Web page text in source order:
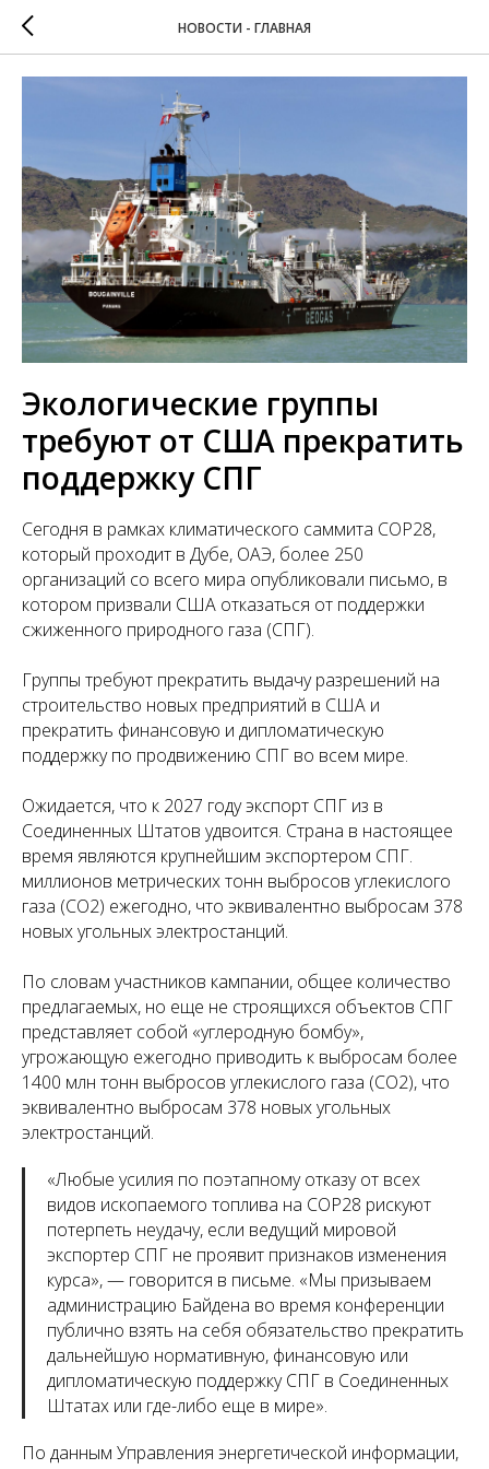
НОВОСТИ - ГЛАВНАЯ
Экологические группы
требуют от США прекратить
поддержку СПГ
Сегодня в рамках климатического саммита COP28,
который проходит в Дубе, ОАЭ, более 250
организаций со всего мира опубликовали письмо, в
котором призвали США отказаться от поддержки
сжиженного природного газа (СПГ).
Группы требуют прекратить выдачу разрешений на
строительство новых предприятий в США и
прекратить финансовую и дипломатическую
поддержку по продвижению СПГ во всем мире.
Ожидается, что к 2027 году экспорт СПГ из в
Соединенных Штатов удвоится. Страна в настоящее
время являются крупнейшим экспортером СПГ.
миллионов метрических тонн выбросов углекислого
газа (CO2) ежегодно, что эквивалентно выбросам 378
новых угольных электростанций.
По словам участников кампании, общее количество
предлагаемых, но еще не строящихся объектов СПГ
представляет собой «углеродную бомбу»,
угрожающую ежегодно приводить к выбросам более
1400 млн тонн выбросов углекислого газа (CO2), что
эквивалентно выбросам 378 новых угольных
электростанций.
«Любые усилия по поэтапному отказу от всех
видов ископаемого топлива на COP28 рискуют
потерпеть неудачу, если ведущий мировой
экспортер СПГ не проявит признаков изменения
курса», — говорится в письме. «Мы призываем
администрацию Байдена во время конференции
публично взять на себя обязательство прекратить
дальнейшую нормативную, финансовую или
дипломатическую поддержку СПГ в Соединенных
Штатах или где-либо еще в мире».
По данным Управления энергетической информации,